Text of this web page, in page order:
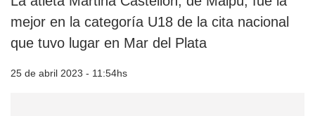
mejor en la categoría U18 de la cita nacional
que tuvo lugar en Mar del Plata
25 de abril 2023 - 11:54hs